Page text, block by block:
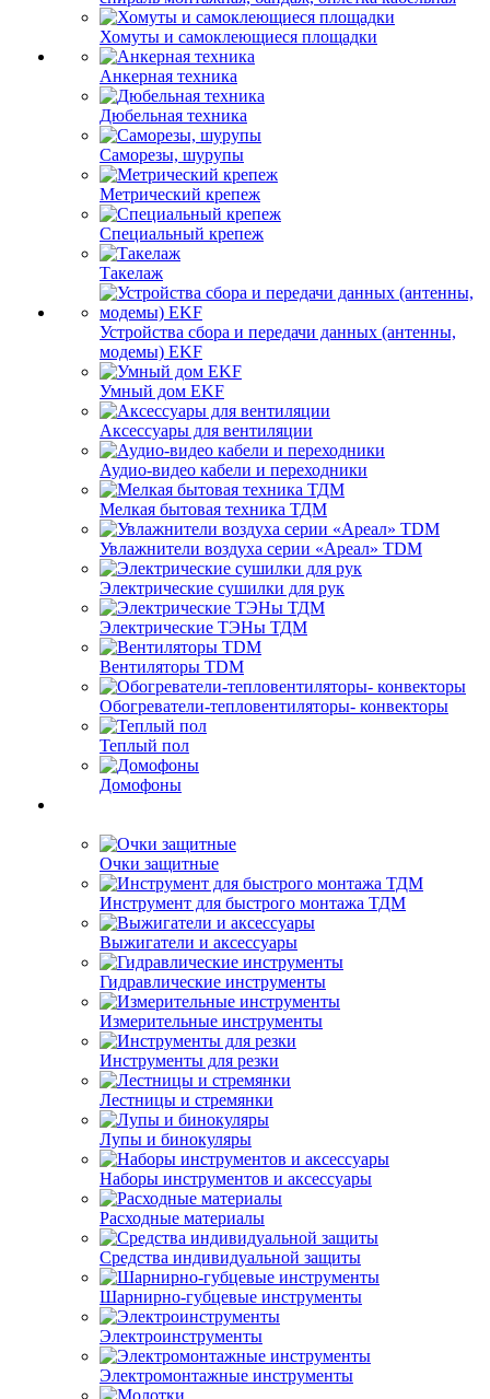
Хомуты и самоклеющиеся площадки
Анкерная техника
Дюбельная техника
Саморезы, шурупы
Метрический крепеж
Специальный крепеж
Такелаж
Устройства сбора и передачи данных (антенны,
модемы) EKF
Умный дом EKF
Аксессуары для вентиляции
Аудио-видео кабели и переходники
Мелкая бытовая техника ТДМ
Увлажнители воздуха серии «Ареал» TDM
Электрические сушилки для рук
Электрические ТЭНы ТДМ
Вентиляторы TDM
Обогреватели-тепловентиляторы- конвекторы
Теплый пол
Домофоны
Очки защитные
Инструмент для быстрого монтажа ТДМ
Выжигатели и аксессуары
Гидравлические инструменты
Измерительные инструменты
Инструменты для резки
Лестницы и стремянки
Лупы и бинокуляры
Наборы инструментов и аксессуары
Расходные материалы
Средства индивидуальной защиты
Шарнирно-губцевые инструменты
Электроинструменты
Электромонтажные инструменты